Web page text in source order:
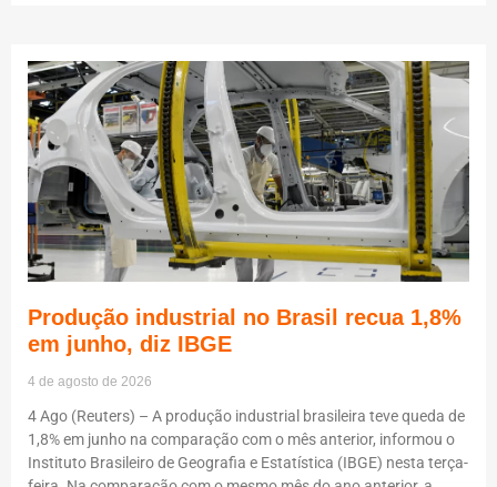
Produção industrial no Brasil recua 1,8%
em junho, diz IBGE
4 de agosto de 2026
4 Ago (Reuters) – A produção industrial brasileira teve queda de
1,8% em junho na comparação com o mês anterior, informou o
Instituto Brasileiro de Geografia e Estatística (IBGE) nesta terça-